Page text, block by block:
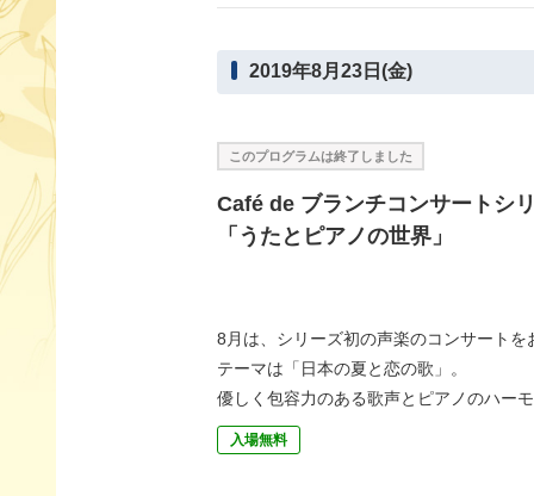
2019年8月23日(金)
このプログラムは終了しました
Café de ブランチコンサートシ
「うたとピアノの世界」
8月は、シリーズ初の声楽のコンサートを
テーマは「日本の夏と恋の歌」。
優しく包容力のある歌声とピアノのハー
入場無料